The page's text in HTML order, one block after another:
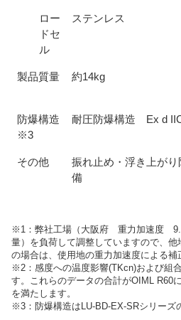
ロー
ドセ
ル
ステンレス
製品質量 約14kg
防爆構造
※3
耐圧防爆構造 Ex d
その他
振れ止め・浮き上が
備
※1：弊社工場（大阪府 重力加速度
量）を負荷して調整していますので、
の場合は、使用地の重力加速度による補
※2：感度への温度影響(TKcn)および組
す。これらのデータの合計がOIML R60
を満たします。
※3：防爆構造はLU-BD-EX-SRシリーズ